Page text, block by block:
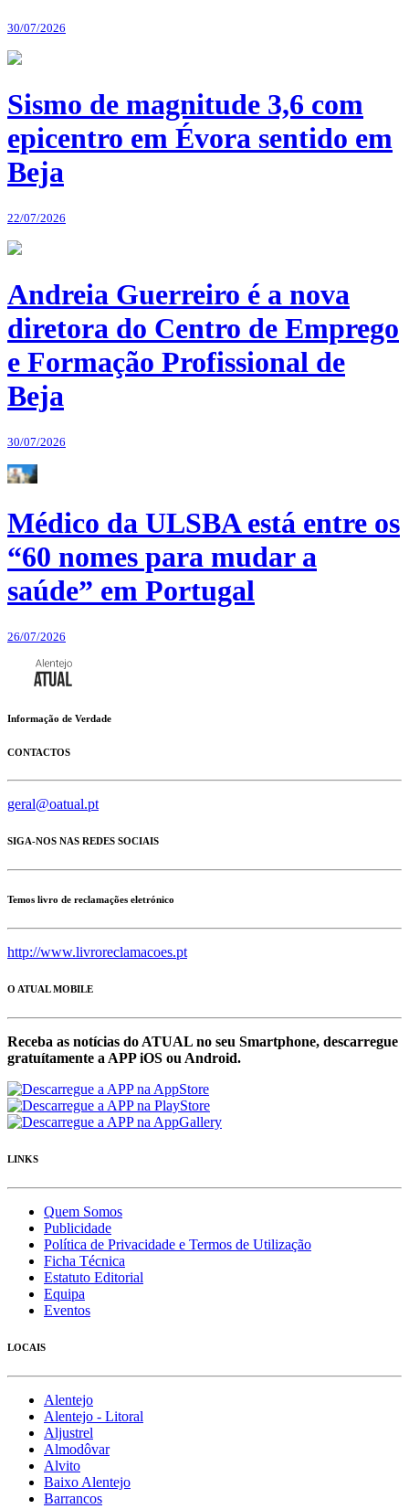
30/07/2026
Sismo de magnitude 3,6 com
epicentro em Évora sentido em
Beja
22/07/2026
Andreia Guerreiro é a nova
diretora do Centro de Emprego
e Formação Profissional de
Beja
30/07/2026
Médico da ULSBA está entre os
“60 nomes para mudar a
saúde” em Portugal
26/07/2026
Informação de Verdade
CONTACTOS
geral@oatual.pt
SIGA-NOS NAS REDES SOCIAIS
Temos livro de reclamações eletrónico
http://www.livroreclamacoes.pt
O ATUAL MOBILE
Receba as notícias do ATUAL no seu Smartphone, descarregue
gratuítamente a APP iOS ou Android.
LINKS
Quem Somos
Publicidade
Política de Privacidade e Termos de Utilização
Ficha Técnica
Estatuto Editorial
Equipa
Eventos
LOCAIS
Alentejo
Alentejo - Litoral
Aljustrel
Almodôvar
Alvito
Baixo Alentejo
Barrancos